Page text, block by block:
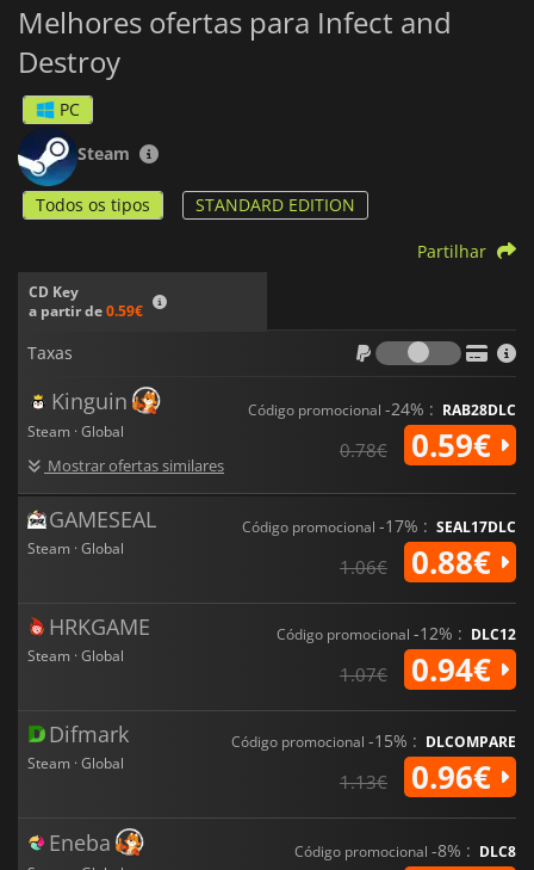
Melhores ofertas para Infect and
Destroy
PC
Steam
Todos os tipos STANDARD EDITION
CD Key
a partir de0.59€
Partilhar
Taxas
Taxas
Kinguin
Steam · Global
Mostrar ofertas similares
Código promocional -24% : RAB28DLC
0.78€ 0.59€
GAMESEAL
Steam · Global
Código promocional -17% : SEAL17DLC
1.06€ 0.88€
HRKGAME
Steam · Global
Código promocional -12% : DLC12
1.07€ 0.94€
Difmark
Steam · Global
Código promocional -15% : DLCOMPARE
1.13€ 0.96€
Eneba Código promocional -8% : DLC8